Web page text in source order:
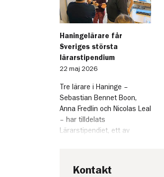
Haningelärare får
Sveriges största
lärarstipendium
22 maj 2026
Tre lärare i Haninge –
Sebastian Bennet Boon,
Anna Fredlin och Nicolas Leal
– har tilldelats
Lärarstipendiet, ett av
kommande läsåret
Kontakt